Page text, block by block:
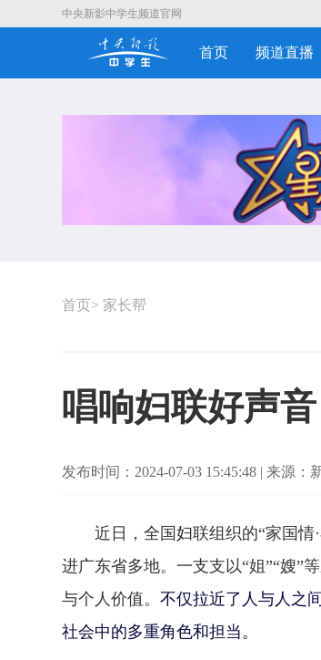
中央新影中学生频道官网
首页 频道直播
首页> 家长帮
唱响妇联好声
发布时间：2024-07-03 15:45:48 | 来源：
近日，全国妇联组织的“家国情·
进广东省多地。一支支以“姐”“嫂”
与个人价值。 不仅拉近了人与人之
社会中的多重角色和担当。